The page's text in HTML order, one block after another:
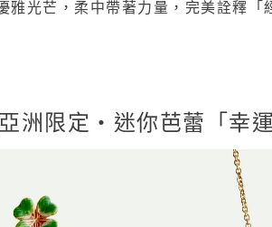
雅光芒，柔中帶著力量，完美詮釋「
亞洲限定・迷你芭蕾「幸運